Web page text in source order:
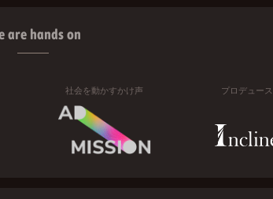
are hands on
社会を動かすかけ声 プロデュース